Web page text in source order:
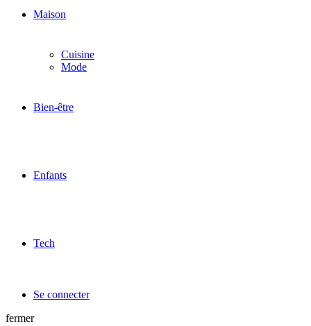
Maison
Cuisine
Mode
Bien-être
Enfants
Tech
Se connecter
fermer